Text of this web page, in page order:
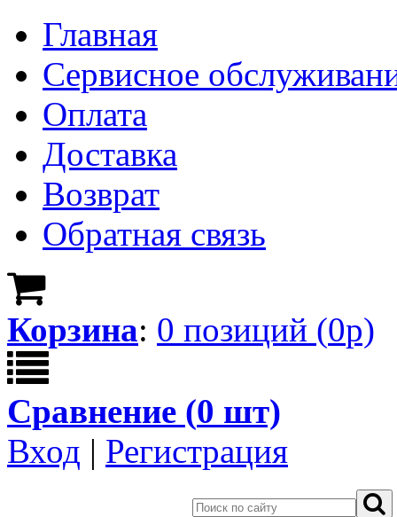
Главная
Сервисное
Оплата
Доставка
Возврат
Обратная связь
Корзина: 0 позиций (0р)
Сравнение (0 шт)
Вход | Регистрация